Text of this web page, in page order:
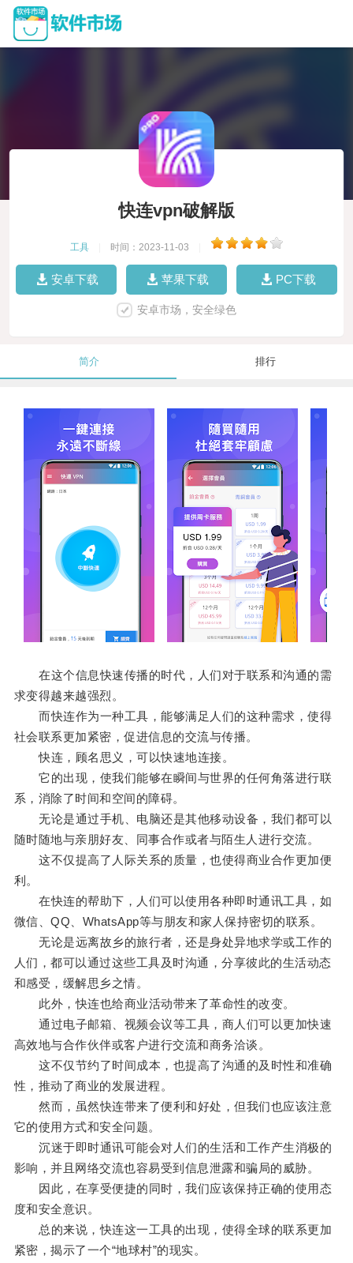
快连vpn破解版
工具 时间：2023-11-03
安卓下载 苹果下载 PC下载
安卓市场，安全绿色
简介 排行
在这个信息快速传播的时代，人们对于联系和沟通的需
求变得越来越强烈。
而快连作为一种工具，能够满足人们的这种需求，使得
社会联系更加紧密，促进信息的交流与传播。
快连，顾名思义，可以快速地连接。
它的出现，使我们能够在瞬间与世界的任何角落进行联
系，消除了时间和空间的障碍。
无论是通过手机、电脑还是其他移动设备，我们都可以
随时随地与亲朋好友、同事合作或者与陌生人进行交流。
这不仅提高了人际关系的质量，也使得商业合作更加便
利。
在快连的帮助下，人们可以使用各种即时通讯工具，如
微信、QQ、WhatsApp等与朋友和家人保持密切的联系。
无论是远离故乡的旅行者，还是身处异地求学或工作的
人们，都可以通过这些工具及时沟通，分享彼此的生活动态
和感受，缓解思乡之情。
此外，快连也给商业活动带来了革命性的改变。
通过电子邮箱、视频会议等工具，商人们可以更加快速
高效地与合作伙伴或客户进行交流和商务洽谈。
这不仅节约了时间成本，也提高了沟通的及时性和准确
性，推动了商业的发展进程。
然而，虽然快连带来了便利和好处，但我们也应该注意
它的使用方式和安全问题。
沉迷于即时通讯可能会对人们的生活和工作产生消极的
影响，并且网络交流也容易受到信息泄露和骗局的威胁。
因此，在享受便捷的同时，我们应该保持正确的使用态
度和安全意识。
总的来说，快连这一工具的出现，使得全球的联系更加
紧密，揭示了一个“地球村”的现实。